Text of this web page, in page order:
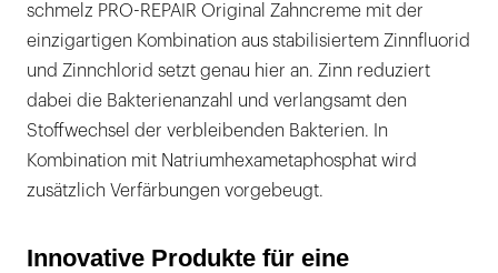
schmelz PRO-REPAIR Original Zahncreme mit der
einzigartigen Kombination aus stabilisiertem Zinnfluorid
und Zinnchlorid setzt genau hier an. Zinn reduziert
dabei die Bakterienanzahl und verlangsamt den
Stoffwechsel der verbleibenden Bakterien. In
Kombination mit Natriumhexametaphosphat wird
zusätzlich Verfärbungen vorgebeugt.
Innovative Produkte für eine